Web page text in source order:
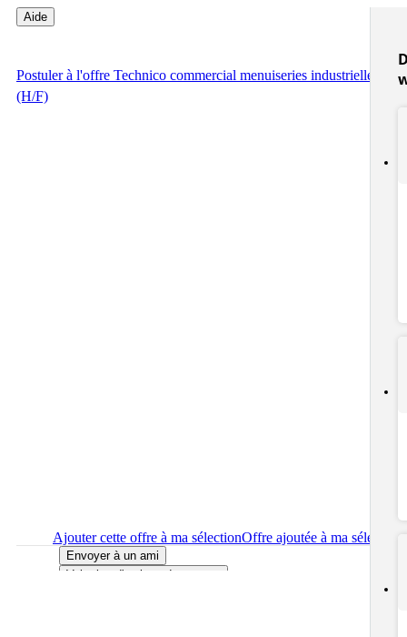
Aide
Postulerà l'offre Technico commercial menuiseries industrielles
(H/F)
Ajouter cette offre à ma sélectionOffre ajoutée à ma sélection
Envoyer à un ami
Voir plus d'options de partage
le détail de l'offre Technico commercial menuiseries